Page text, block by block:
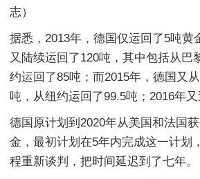
志）
据悉，2013年，德国仅运回了5吨黄
又陆续运回了120吨，其中包括从巴
约运回了85吨；而2015年，德国又
吨，从纽约运回了99.5吨；2016年又
德国原计划到2020年从美国和法国
金，最初计划在5年内完成这一计划
程重新谈判，把时间延迟到了七年。